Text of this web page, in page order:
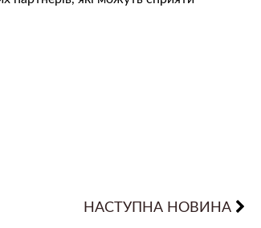
НАСТУПНА НОВИНА